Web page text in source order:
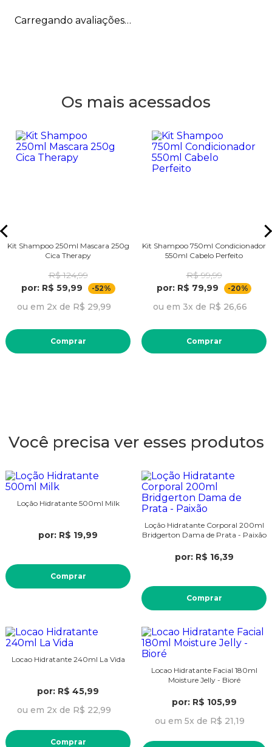
Carregando avaliações…
Os mais acessados
Kit Shampoo 250ml Mascara 250g
Cica Therapy
R$ 124,99
por: R$ 59,99
-52%
ou em 2x de R$ 29,99
Comprar
Kit Shampoo 750ml Condicionador
550ml Cabelo Perfeito
R$ 99,99
por: R$ 79,99
-20%
ou em 3x de R$ 26,66
Comprar
Você precisa ver esses produtos
Loção Hidratante 500ml Milk
por: R$ 19,99
Comprar
Loção Hidratante Corporal 200ml
Bridgerton Dama de Prata - Paixão
por: R$ 16,39
Comprar
Locao Hidratante 240ml La Vida
por: R$ 45,99
ou em 2x de R$ 22,99
Comprar
Locao Hidratante Facial 180ml
Moisture Jelly - Bioré
por: R$ 105,99
ou em 5x de R$ 21,19